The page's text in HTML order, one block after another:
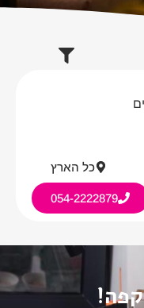
כל הארץ
054-2222879